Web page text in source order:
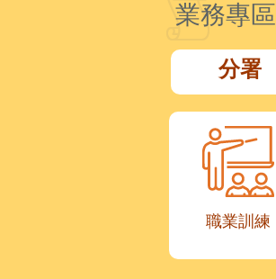
業務專區
分署
職業訓練